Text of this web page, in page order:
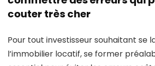
couter très cher
Pour tout investisseur souhaitant se
l’immobilier locatif, se former